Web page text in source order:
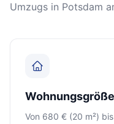
Umzugs in Potsdam
Wohnungsgröße
Von 680 € (20 m²)